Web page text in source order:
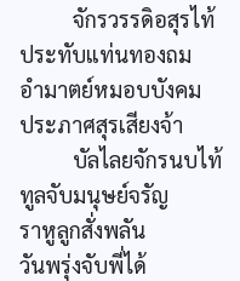
จักรวรรดิอสุรไท้
ประทับแท่นทองถม
อำมาตย์หมอบบังคม
ประภาศสุรเสียงจ้า
บัลไลยจักรนบไท้
ทูลจับมนุษย์จรัญ
ราหูลูกสั่งพลัน
วันพรุ่งจับพี่ได้